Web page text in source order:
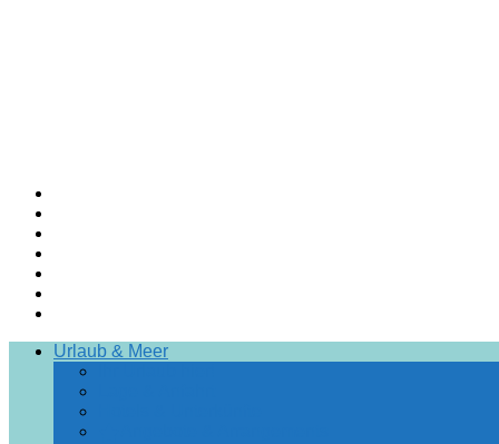
ERSTES
SEEBAD
Sommerfrische
seit
1793.
Gruppe
Urlaub & Meer